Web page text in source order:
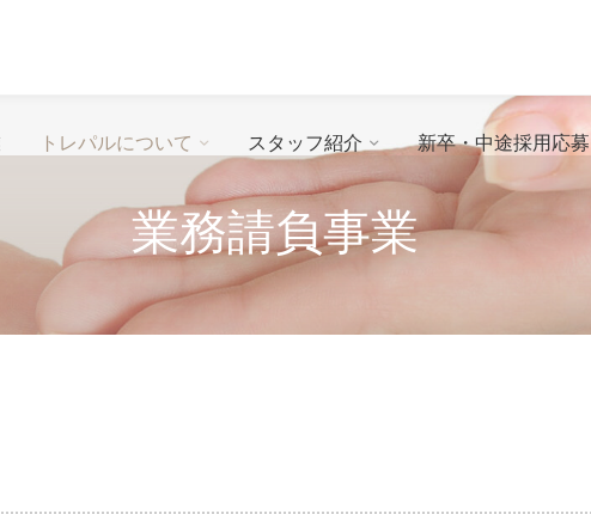
トレパルについて スタッフ紹介 新卒・中途採用応募
業務請負事業